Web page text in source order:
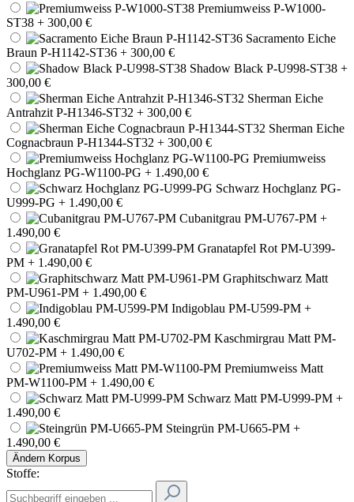
Premiumweiss P-W1000-
ST38 + 300,00 €
Sacramento Eiche
Braun P-H1142-ST36 + 300,00 €
Shadow Black P-U998-ST38 +
300,00 €
Sherman Eiche
Antrahzit P-H1346-ST32 + 300,00 €
Sherman Eiche
Cognacbraun P-H1344-ST32 + 300,00 €
Premiumweiss
Hochglanz PG-W1100-PG + 1.490,00 €
Schwarz Hochglanz PG-
U999-PG + 1.490,00 €
Cubanitgrau PM-U767-PM +
1.490,00 €
Granatapfel Rot PM-U399-
PM + 1.490,00 €
Graphitschwarz Matt
PM-U961-PM + 1.490,00 €
Indigoblau PM-U599-PM +
1.490,00 €
Kaschmirgrau Matt PM-
U702-PM + 1.490,00 €
Premiumweiss Matt
PM-W1100-PM + 1.490,00 €
Schwarz Matt PM-U999-PM +
1.490,00 €
Steingrün PM-U665-PM +
1.490,00 €
Ändern Korpus
Stoffe: